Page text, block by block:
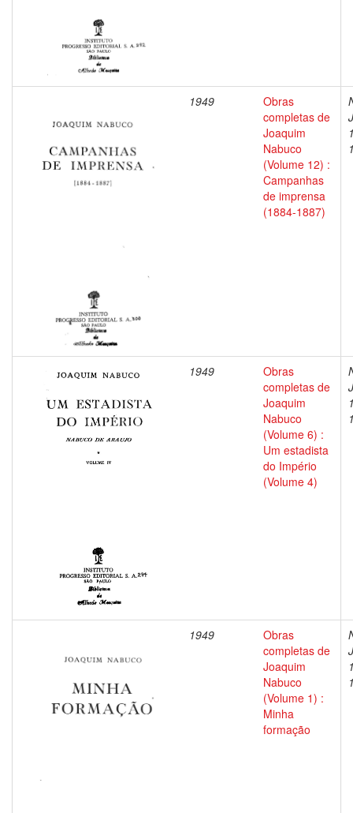
1949
Obras
completas de
Joaquim
Nabuco
(Volume 12) :
Campanhas
de imprensa
(1884-1887)
1949
Obras
completas de
Joaquim
Nabuco
(Volume 6) :
Um estadista
do Império
(Volume 4)
1949
Obras
completas de
Joaquim
Nabuco
(Volume 1) :
Minha
formação